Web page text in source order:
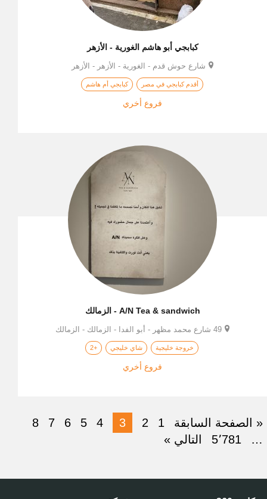
كبابجي أبو هاشم الغورية - الأزهر
شارع حوش قدم - الغورية - الأزهر - الأزهر
أقدم كبابجي في مصر كبابجي أم هاشم
فروع أخري
A/N Tea & sandwich - الزمالك
49 شارع محمد مظهر - أبو الفدا - الزمالك - الزمالك
خروجة خليجية شاي خليجي +2
فروع أخري
« الصفحة السابقة 1
2
3
4
5
6
7
8
…
5٬781 التالي »